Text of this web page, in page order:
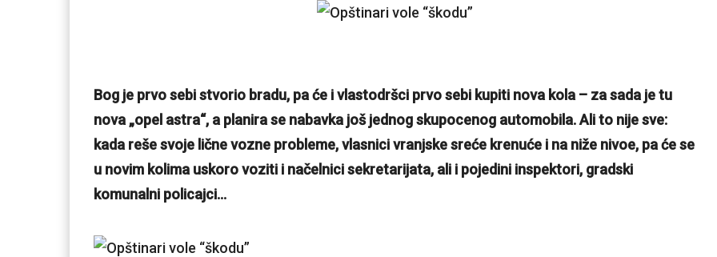
Bog je prvo sebi stvorio bradu, pa će i vlastodršci prvo sebi kupiti nova kola – za sada je tu
nova „opel astra“, a planira se nabavka još jednog skupocenog automobila. Ali to nije sve:
kada reše svoje lične vozne probleme, vlasnici vranjske sreće krenuće i na niže nivoe, pa će se
u novim kolima uskoro voziti i načelnici sekretarijata, ali i pojedini inspektori, gradski
komunalni policajci…